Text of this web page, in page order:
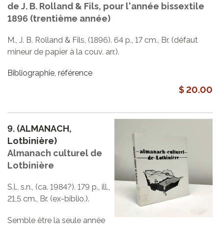
de J. B. Rolland & Fils, pour l'année bissextile
1896 (trentième année)
M., J. B. Rolland & Fils, (1896). 64 p., 17 cm., Br. (défaut
mineur de papier à la couv. arr.).
Bibliographie, référence
$ 20.00
9. (ALMANACH,
Lotbinière)
Almanach culturel de
Lotbinière
S.l., s.n., (ca. 1984?). 179 p., ill.,
21,5 cm., Br. (ex-biblio.).
Semble être la seule année